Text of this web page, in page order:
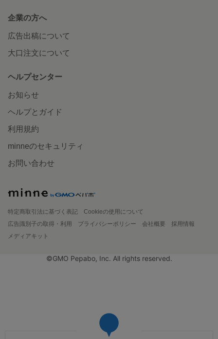
企業の方へ
広告出稿について
大口注文について
ヘルプセンター
お知らせ
ヘルプとガイド
利用規約
minneのセキュリティ
お問い合わせ
特定商取引法に基づく表記
Cookieの使用について
広告識別子の取得・利用
プライバシーポリシー 会社概要
採用情報
メディアキット
©GMO Pepabo, Inc. All rights reserved.